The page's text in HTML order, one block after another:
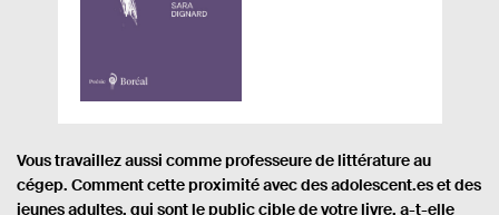
v
r
e
é
g
e
s
Vous travaillez aussi comme professeure de littérature au
cégep. Comment cette proximité avec des adolescent.es et des
jeunes adultes, qui sont le public cible de votre livre, a-t-elle